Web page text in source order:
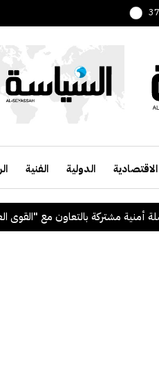
الاقتصادية الدولية الفنية